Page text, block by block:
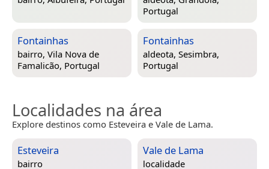
Portugal
Fontainhas
bairro, Vila Nova de
Famalicão, Portugal
Fontainhas
aldeota, Sesimbra,
Portugal
Localidades na área
Explore destinos como Esteveira e Vale de Lama.
Esteveira
bairro
Vale de Lama
localidade